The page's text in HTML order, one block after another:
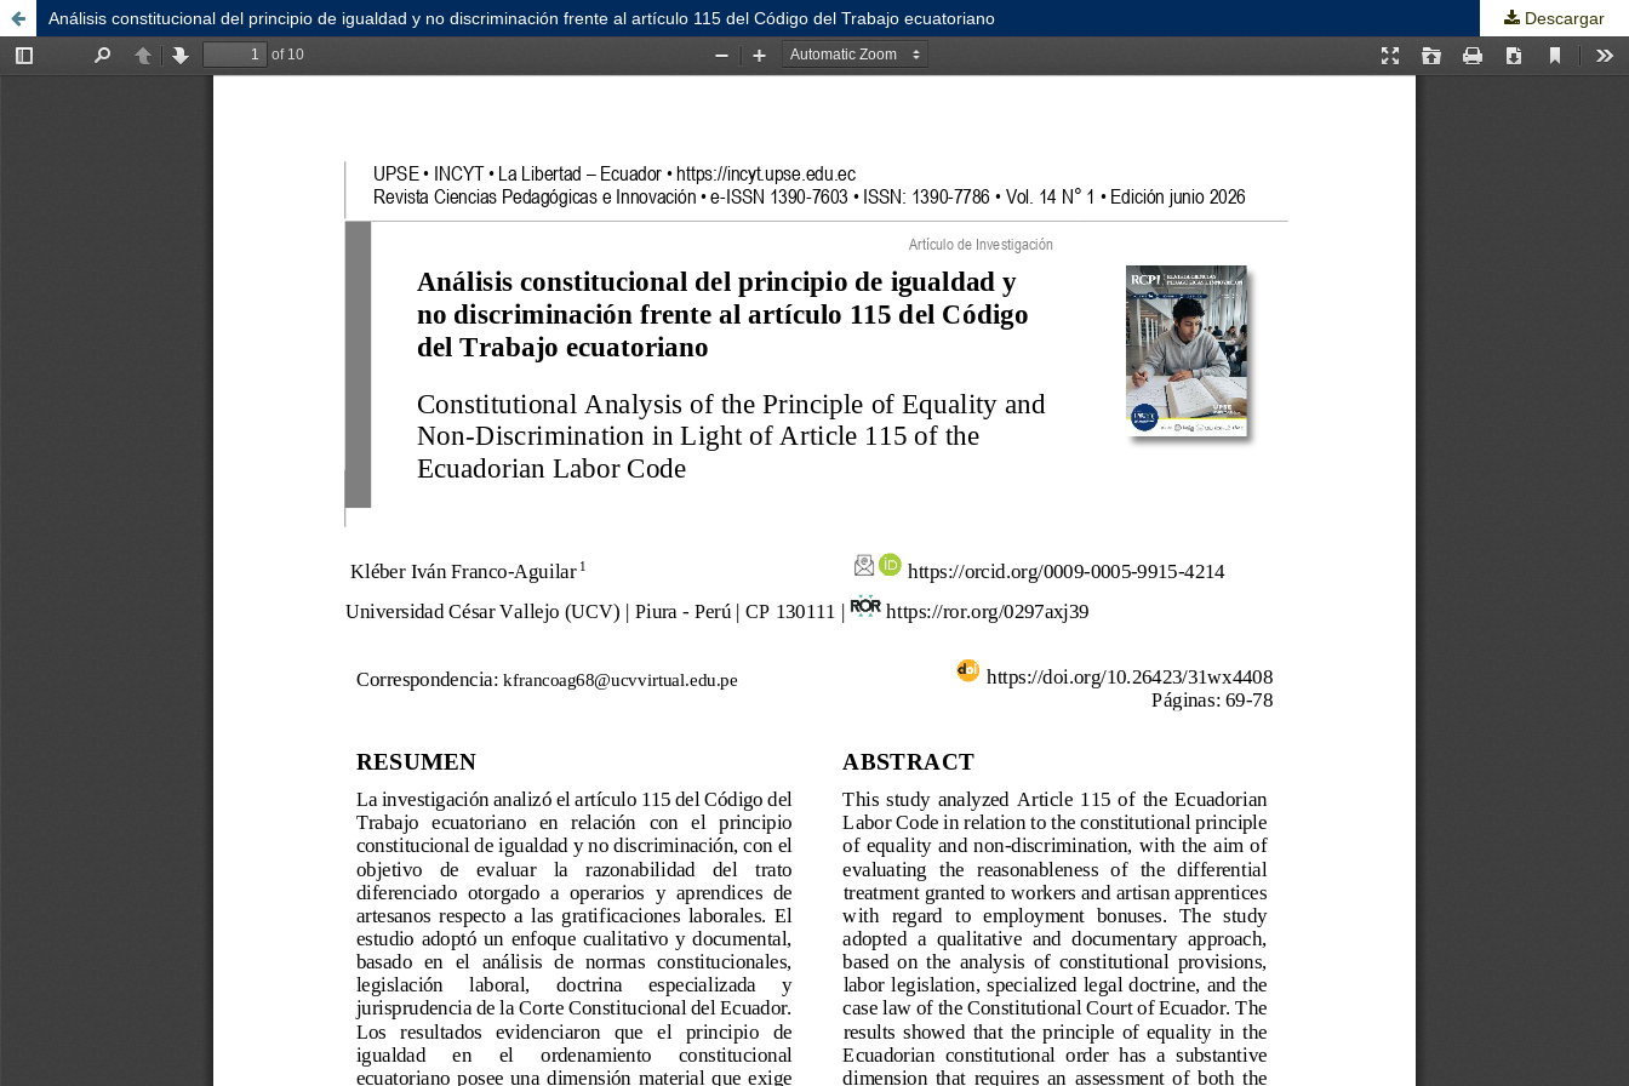
Análisis constitucional del principio de igualdad y no discriminación frente al artículo 115 del Código del Trabajo ecuatoriano Descargar